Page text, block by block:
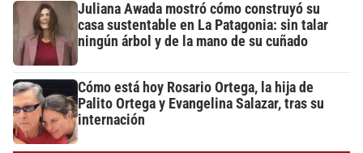
Juliana Awada mostró cómo construyó su
casa sustentable en La Patagonia: sin talar
ningún árbol y de la mano de su cuñado
Cómo está hoy Rosario Ortega, la hija de
Palito Ortega y Evangelina Salazar, tras su
internación